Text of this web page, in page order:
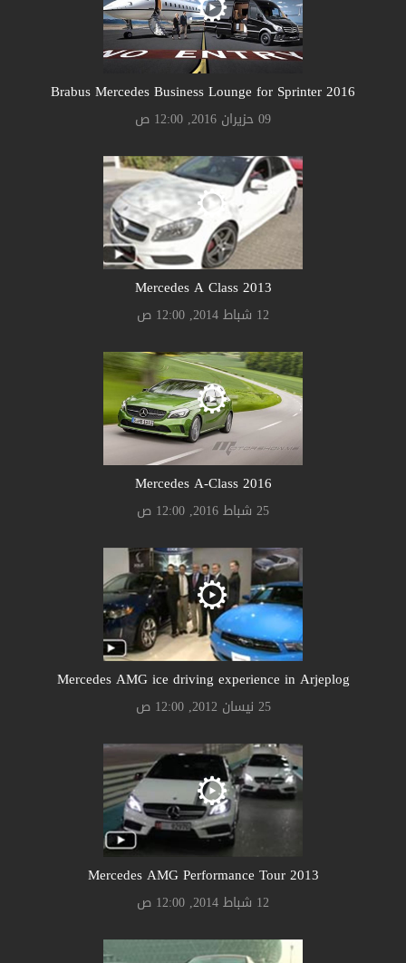
Brabus Mercedes Business Lounge for Sprinter 2016
09 حزيران 2016, 12:00 ص
Mercedes A Class 2013
12 شباط 2014, 12:00 ص
Mercedes A-Class 2016
25 شباط 2016, 12:00 ص
Mercedes AMG ice driving experience in Arjeplog
25 نيسان 2012, 12:00 ص
Mercedes AMG Performance Tour 2013
12 شباط 2014, 12:00 ص